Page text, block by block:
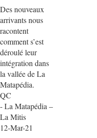
Des nouveaux
arrivants nous
racontent
comment s’est
déroulé leur
intégration dans
la vallée de La
Matapédia.
QC
- La Matapédia –
La Mitis
12-Mar-21